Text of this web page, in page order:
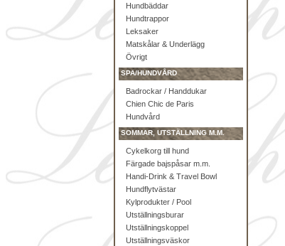
Hundbäddar
Hundtrappor
Leksaker
Matskålar & Underlägg
Övrigt
SPA/HUNDVÅRD
Badrockar / Handdukar
Chien Chic de Paris
Hundvård
SOMMAR, UTSTÄLLNING M.M.
Cykelkorg till hund
Färgade bajspåsar m.m.
Handi-Drink & Travel Bowl
Hundflytvästar
Kylprodukter / Pool
Utställningsburar
Utställningskoppel
Utställningsväskor